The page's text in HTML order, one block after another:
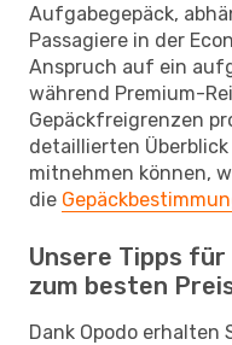
Aufgabegepäck,
Passagiere in der
Anspruch auf ein
während Premium-
Gepäckfreigrenzen
detaillierten
mitnehmen können,
die
Unsere Tipps
zum besten
Dank Opodo erhalten